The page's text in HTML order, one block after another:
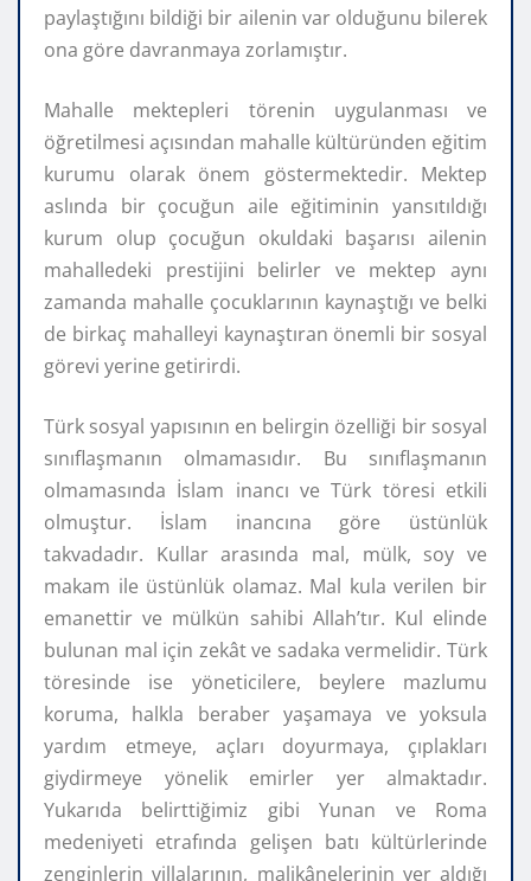
paylaştığını bildiği bir ailenin var olduğunu bilerek
ona göre davranmaya zorlamıştır.
Mahalle mektepleri törenin uygulanması ve
öğretilmesi açısından mahalle kültüründen eğitim
kurumu olarak önem göstermektedir. Mektep
aslında bir çocuğun aile eğitiminin yansıtıldığı
kurum olup çocuğun okuldaki başarısı ailenin
mahalledeki prestijini belirler ve mektep aynı
zamanda mahalle çocuklarının kaynaştığı ve belki
de birkaç mahalleyi kaynaştıran önemli bir sosyal
görevi yerine getirirdi.
Türk sosyal yapısının en belirgin özelliği bir sosyal
sınıflaşmanın olmamasıdır. Bu sınıflaşmanın
olmamasında İslam inancı ve Türk töresi etkili
olmuştur. İslam inancına göre üstünlük
takvadadır. Kullar arasında mal, mülk, soy ve
makam ile üstünlük olamaz. Mal kula verilen bir
emanettir ve mülkün sahibi Allah’tır. Kul elinde
bulunan mal için zekât ve sadaka vermelidir. Türk
töresinde ise yöneticilere, beylere mazlumu
koruma, halkla beraber yaşamaya ve yoksula
yardım etmeye, açları doyurmaya, çıplakları
giydirmeye yönelik emirler yer almaktadır.
Yukarıda belirttiğimiz gibi Yunan ve Roma
medeniyeti etrafında gelişen batı kültürlerinde
zenginlerin villalarının, malikânelerinin yer aldığı